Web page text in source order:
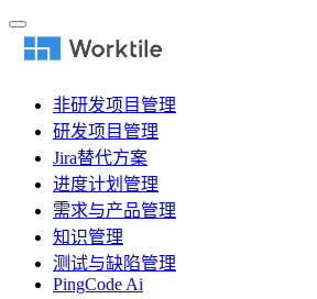
非研发项目管理
研发项目管理
Jira替代方案
进度计划管理
需求与产品管理
知识管理
测试与缺陷管理
PingCode Ai